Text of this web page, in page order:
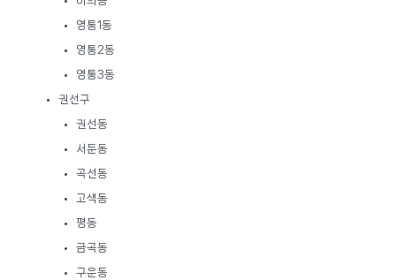
영통1동
영통2동
영통3동
권선구
권선동
서둔동
곡선동
고색동
평동
금곡동
구운동